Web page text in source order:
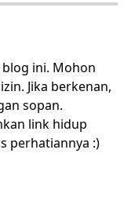
ini. Mohon
Jika berkenan,
sopan.
link hidup
perhatiannya :)